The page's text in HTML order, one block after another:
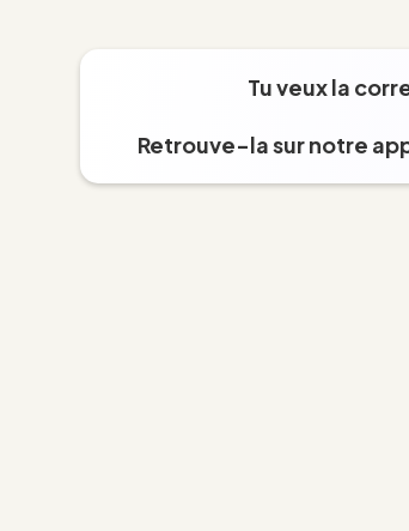
Tu veux la
Retrouve-la sur notre